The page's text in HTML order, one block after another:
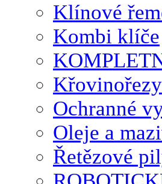
Klínové
Kombi klíče
Křovinořezy
Ochranné
Oleje a
Řetězové